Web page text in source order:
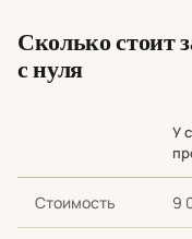
Сколько стоит
с нуля
У
Стоимость 9